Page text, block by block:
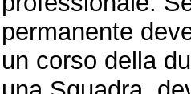
permanente
un corso della